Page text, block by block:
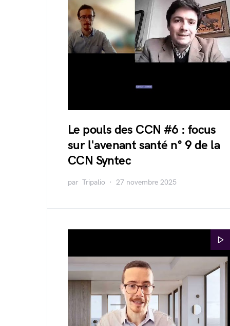
Le pouls des CCN #6 : focus
sur l'avenant santé n° 9 de la
CCN Syntec
par Tripalio 27 novembre 2025